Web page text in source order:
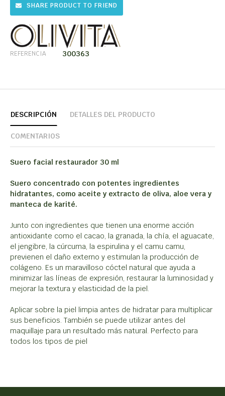
SHARE PRODUCT TO FRIEND
REFERENCIA 300363
DESCRIPCIÓN DETALLES DEL PRODUCTO
COMENTARIOS
Suero facial restaurador 30 ml
Suero concentrado con potentes ingredientes
hidratantes, como aceite y extracto de oliva, aloe vera y
manteca de karité.
Junto con ingredientes que tienen una enorme acción
antioxidante como el cacao, la granada, la chía, el aguacate,
el jengibre, la cúrcuma, la espirulina y el camu camu,
previenen el daño externo y estimulan la producción de
colágeno. Es un maravilloso cóctel natural que ayuda a
minimizar las líneas de expresión, restaurar la luminosidad y
mejorar la textura y elasticidad de la piel.
Aplicar sobre la piel limpia antes de hidratar para multiplicar
sus beneficios. También se puede utilizar antes del
maquillaje para un resultado más natural. Perfecto para
todos los tipos de piel